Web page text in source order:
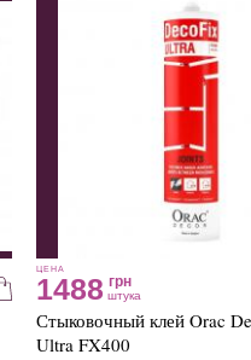
ЦЕНА
1488 грн
штука
Стыковочный клей Orac
Ultra FX400